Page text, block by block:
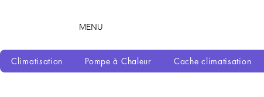
MENU
Climatisation
Pompe à Chaleur Cache climatisation